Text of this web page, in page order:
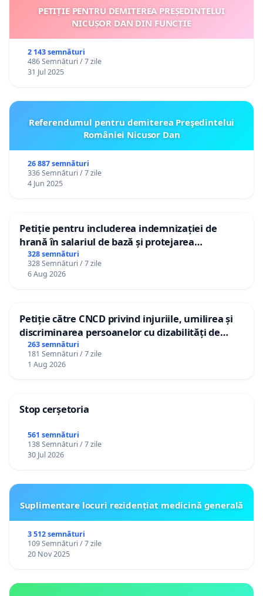
PETIȚIE PENTRU DEMITEREA PREȘEDINTELUI
NICUȘOR DAN DIN FUNCȚIE
2 143 semnături
486 Semnături / 7 zile
31 Jul 2025
Referendumul pentru demiterea Preşedintelui
României Nicusor Dan
26 887 semnături
336 Semnături / 7 zile
4 Jun 2025
Petiție pentru includerea indemnizației de
hrană în salariul de bază și protejarea
gradațiilor de vechime pentru asistenții
personali
328 semnături
328 Semnături / 7 zile
6 Aug 2026
Petiție către CNCD privind injuriile, umilirea și
discriminarea persoanelor cu dizabilități de
către utilizatorul TikTok „Gorici”
263 semnături
181 Semnături / 7 zile
1 Aug 2026
Stop cerșetoria
561 semnături
138 Semnături / 7 zile
30 Jul 2026
Suplimentare locuri rezidențiat medicină generală
3 512 semnături
109 Semnături / 7 zile
20 Nov 2025